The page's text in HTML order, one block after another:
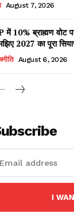
August 7, 2026
में 10% ब्राह्मण वोट
2027 का पूरा
August 6, 2026
I